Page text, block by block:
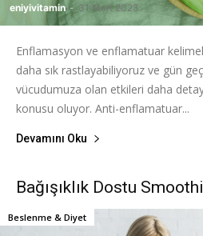
eniyivitamin - 31 Mart 2023
Enflamasyon ve enflamatuar
daha sık rastlayabiliyoruz ve gün
vücudumuza olan etkileri daha
konusu oluyor. Anti-enflamatuar...
Devamını Oku
Bağışıklık Dostu
Beslenme & Diyet